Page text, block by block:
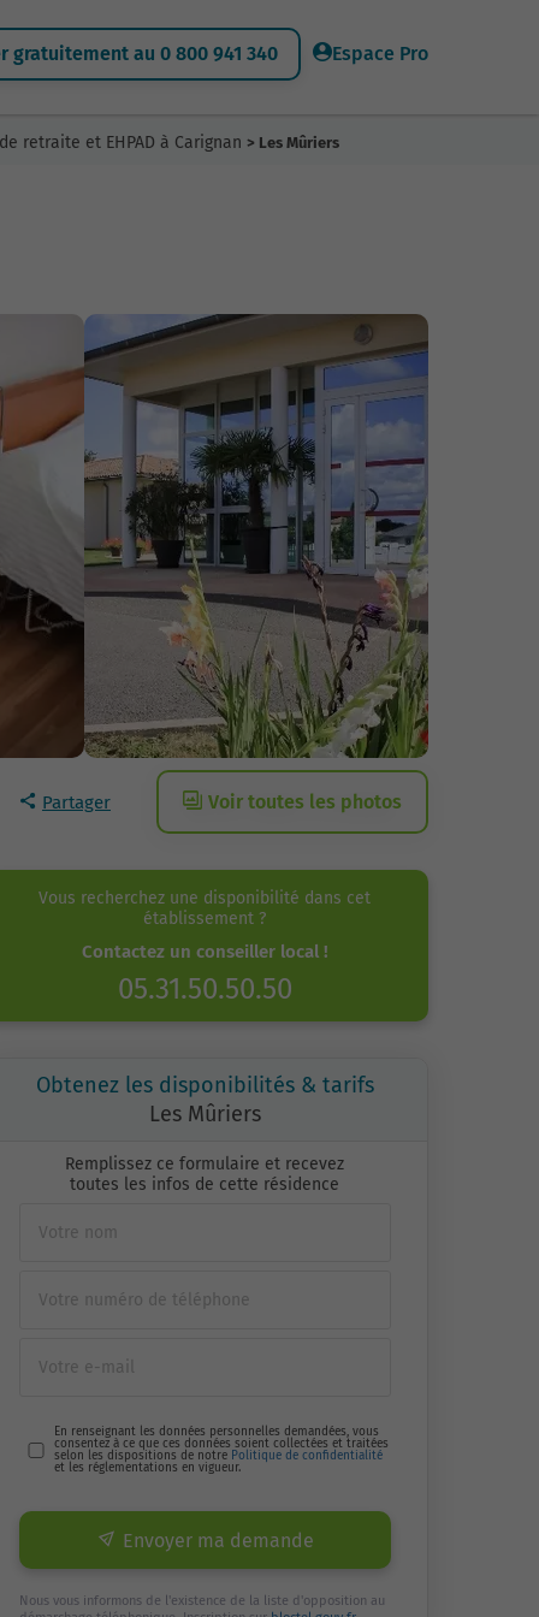
gratuitement au 0 800 941 340 Espace Pro
retraite et EHPAD à Carignan > Les Mûriers
Partager Voir toutes les photos
Vous recherchez une disponibilité dans cet
établissement ?
Contactez un conseiller local !
05.31.50.50.50
Obtenez les disponibilités & tarifs
Les Mûriers
Remplissez ce formulaire et recevez
toutes les infos de cette résidence
En renseignant les données personnelles demandées, vous
consentez à ce que ces données soient collectées et traitées
selon les dispositions de notre Politique de confidentialité
et les réglementations en vigueur.
Envoyer ma demande
Nous vous informons de l'existence de la liste d'opposition au